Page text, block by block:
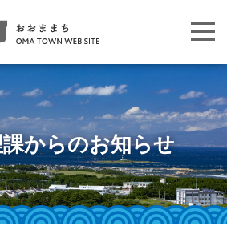
からのお知らせ